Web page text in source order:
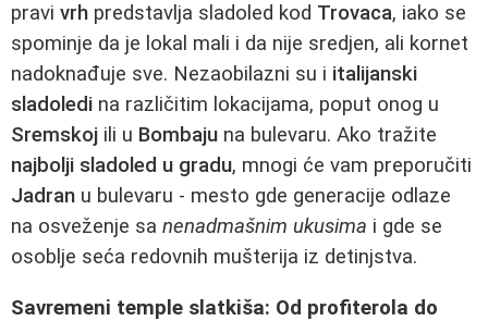
pravi vrh predstavlja sladoled kod Trovaca, iako se
spominje da je lokal mali i da nije sredjen, ali kornet
nadoknađuje sve. Nezaobilazni su i italijanski
sladoledi na različitim lokacijama, poput onog u
Sremskoj ili u Bombaju na bulevaru. Ako tražite
najbolji sladoled u gradu, mnogi će vam preporučiti
Jadran u bulevaru - mesto gde generacije odlaze
na osveženje sa nenadmašnim ukusima i gde se
osoblje seća redovnih mušterija iz detinjstva.
Savremeni temple slatkiša: Od profiterola do